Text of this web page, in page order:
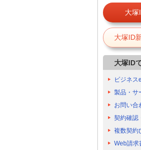
大塚
大塚ID
大塚ID
ビジネス
製品・サ
お問い合
契約確認
複数契約
Web請求